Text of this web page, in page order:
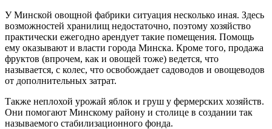
У Минской овощной фабрики ситуация несколько иная. Здесь
возможностей хранилищ недостаточно, поэтому хозяйство
практически ежегодно арендует такие помещения. Помощь
ему оказывают и власти города Минска. Кроме того, продажа
фруктов (впрочем, как и овощей тоже) ведется, что
называется, с колес, что освобождает садоводов и овощеводов
от дополнительных затрат.
Также неплохой урожай яблок и груш у фермерских хозяйств.
Они помогают Минскому району и столице в создании так
называемого стабилизационного фонда.